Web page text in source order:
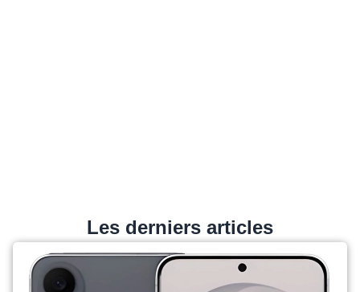
Les derniers articles